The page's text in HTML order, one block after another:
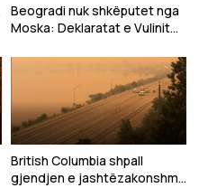
Beogradi nuk shkëputet nga
Moska: Deklaratat e Vulinit
vazhdimin e politikës pro-
British Columbia shpall
gjendjen e jashtëzakonshme